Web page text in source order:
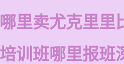
里卖尤克里里
训班哪里报班